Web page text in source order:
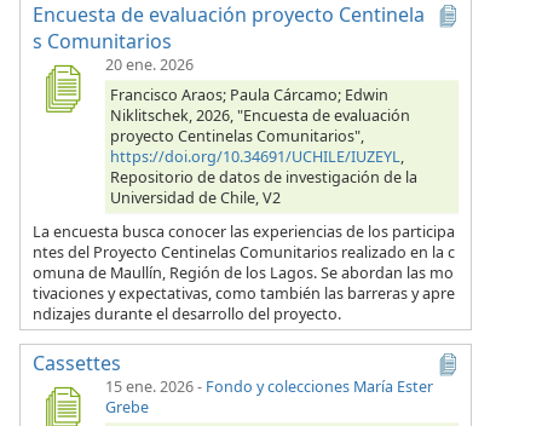
Encuesta de evaluación proyecto Centinela
s Comunitarios
20 ene. 2026
Francisco Araos; Paula Cárcamo; Edwin
Niklitschek, 2026, "Encuesta de evaluación
proyecto Centinelas Comunitarios",
https://doi.org/10.34691/UCHILE/IUZEYL,
Repositorio de datos de investigación de la
Universidad de Chile, V2
La encuesta busca conocer las experiencias de los participa
ntes del Proyecto Centinelas Comunitarios realizado en la c
omuna de Maullín, Región de los Lagos. Se abordan las mo
tivaciones y expectativas, como también las barreras y apre
ndizajes durante el desarrollo del proyecto.
Cassettes
15 ene. 2026- Fondo y colecciones María Ester
Grebe